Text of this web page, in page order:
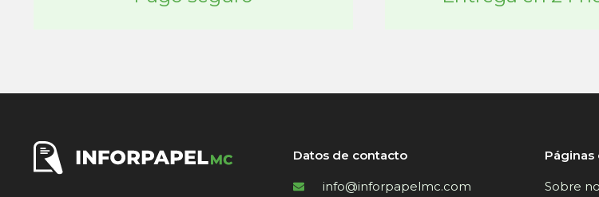
Datos de contacto
info@inforpapelmc.com
Páginas
Sobre